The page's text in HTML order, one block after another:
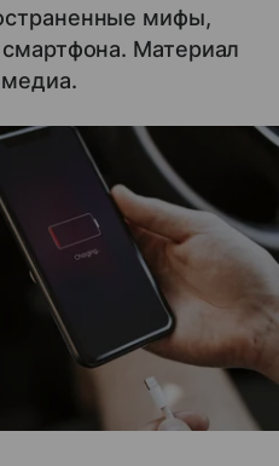
мифы,
Материал
медиа.